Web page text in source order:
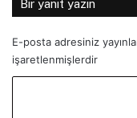
Bir yanıt yazın
E-posta adresiniz
işaretlenmişlerdir